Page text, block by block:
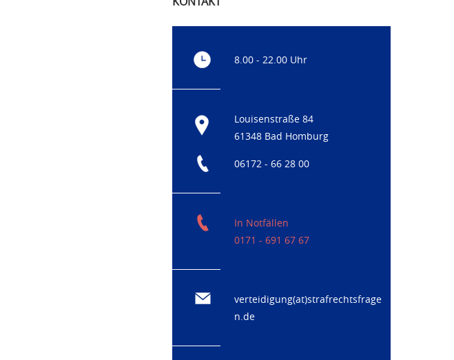
8.00 - 22.00 Uhr
Louisenstraße 84
61348 Bad Homburg
06172 - 66 28 00
In Notfällen
0171 - 691 67 67
verteidigung(at)strafrechtsfrage
n.de